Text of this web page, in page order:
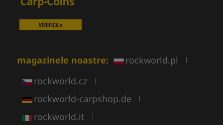
VERIFICA »
magazinele noastre: rockworld.pl |
rockworld.cz |
rockworld-carpshop.de |
rockworld.it |